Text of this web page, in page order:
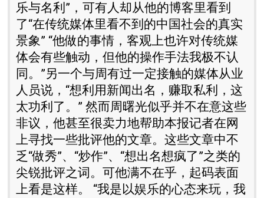
乐与名利”，可有人却从他的博客里看到
了“在传统媒体里看不到的中国社会的真实
景象” “他做的事情，客观上也许对传统媒
体会有些触动，但他的操作手法我极不认
同。”另一个与周有过一定接触的媒体从业
人员说，“想利用新闻出名，赚取私利，这
太功利了。” 然而周曙光似乎并不在意这些
非议，他甚至很卖力地帮助本报记者在网
上寻找一些批评他的文章。这些文章中不
乏“做秀”、“炒作”、“想出名想疯了”之类的
尖锐批评之词。可他满不在乎，起码表面
上看是这样。 “我是以娱乐的心态来玩，我